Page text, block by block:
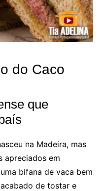
do Caco
que
na Madeira, mas
apreciados em
bifana de vaca bem
de tostar e